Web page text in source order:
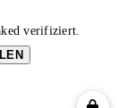
verifiziert.